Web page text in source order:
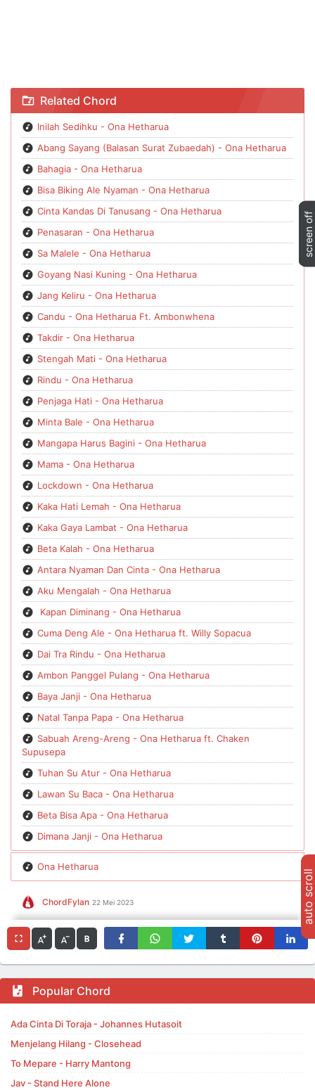
Chord Kaka Hati Lemah - Ona Hetharua
Related Chord
Inilah Sedihku - Ona Hetharua
Abang Sayang (Balasan Surat Zubaedah) - Ona Hetharua
Bahagia - Ona Hetharua
Bisa Biking Ale Nyaman - Ona Hetharua
Cinta Kandas Di Tanusang - Ona Hetharua
Penasaran - Ona Hetharua
Sa Malele - Ona Hetharua
Goyang Nasi Kuning - Ona Hetharua
Jang Keliru - Ona Hetharua
Candu - Ona Hetharua Ft. Ambonwhena
Takdir - Ona Hetharua
Stengah Mati - Ona Hetharua
Rindu - Ona Hetharua
Penjaga Hati - Ona Hetharua
Minta Bale - Ona Hetharua
Mangapa Harus Bagini - Ona Hetharua
Mama - Ona Hetharua
Lockdown - Ona Hetharua
Kaka Hati Lemah - Ona Hetharua
Kaka Gaya Lambat - Ona Hetharua
Beta Kalah - Ona Hetharua
Antara Nyaman Dan Cinta - Ona Hetharua
Aku Mengalah - Ona Hetharua
Kapan Diminang - Ona Hetharua
Cuma Deng Ale - Ona Hetharua ft. Willy Sopacua
Dai Tra Rindu - Ona Hetharua
Ambon Panggel Pulang - Ona Hetharua
Baya Janji - Ona Hetharua
Natal Tanpa Papa - Ona Hetharua
Sabuah Areng-Areng - Ona Hetharua ft. Chaken
Supusepa
Tuhan Su Atur - Ona Hetharua
Lawan Su Baca - Ona Hetharua
Beta Bisa Apa - Ona Hetharua
Dimana Janji - Ona Hetharua
Ona Hetharua
ChordFylan 22 Mei 2023
Popular Chord
Ada Cinta Di Toraja - Johannes Hutasoit
Menjelang Hilang - Closehead
To Mepare - Harry Mantong
Jav - Stand Here Alone
auto scroll